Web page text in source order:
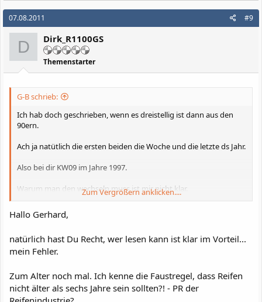
07.08.2011 #9
D Dirk_R1100GS
Themenstarter
G-B schrieb:
Ich hab doch geschrieben, wenn es dreistellig ist dann aus den
90ern.
Ach ja natütlich die ersten beiden die Woche und die letzte ds Jahr.
Also bei dir KW09 im Jahre 1997.
Warum man den wechseln muss ist mir nicht klar.
Diese Panik um alte Reifen kann ich nicht mehr nachvollziehen.
AUch der Spruch "die sind so hart die kannst du nicht mehr
abfahren" ist Schwachfug.
vorne nen Avon AV33 mit DOT 237 gekauft und montiert.
Der TKC70 hinten ist bereits gegen einen neuen Avon Gripster
voreder AVON AV33 ist immer noch drauf (4000km) und hält
einwandfrei bis zum Aufsetzen der Elsa. Auch bei Nässe waren
beide nicht das über Problem. Ja mir ging die Fuhre des eine oder
Zum Vergrößern anklicken....
Hallo Gerhard,
natürlich hast Du Recht, wer lesen kann ist klar im Vorteil...
mein Fehler.
Zum Alter noch mal. Ich kenne die Faustregel, dass Reifen
nicht älter als sechs Jahre sein sollten?! - PR der